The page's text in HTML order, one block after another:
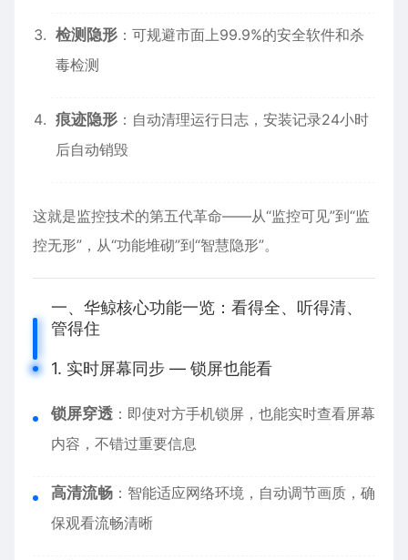
检测隐形 ：可规避市面上99.9%的安全软件和杀
毒检测
痕迹隐形 ：自动清理运行日志，安装记录24小时
后自动销毁
这就是监控技术的第五代革命——从“监控可见”到“监
控无形”，从“功能堆砌”到“智慧隐形”。
一、华鲸核心功能一览：看得全、听得清、
管得住
1. 实时屏幕同步 — 锁屏也能看
锁屏穿透 ：即使对方手机锁屏，也能实时查看屏幕
内容，不错过重要信息
高清流畅 ：智能适应网络环境，自动调节画质，确
保观看流畅清晰